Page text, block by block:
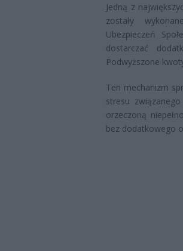
Jedną z
zostały
Ubezpieczeń
dostarczać
Podwyższone
Ten mechanizm
stresu
orzeczoną
bez dodatkowego